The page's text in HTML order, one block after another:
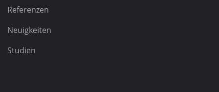
Referenzen
Neuigkeiten
Studien